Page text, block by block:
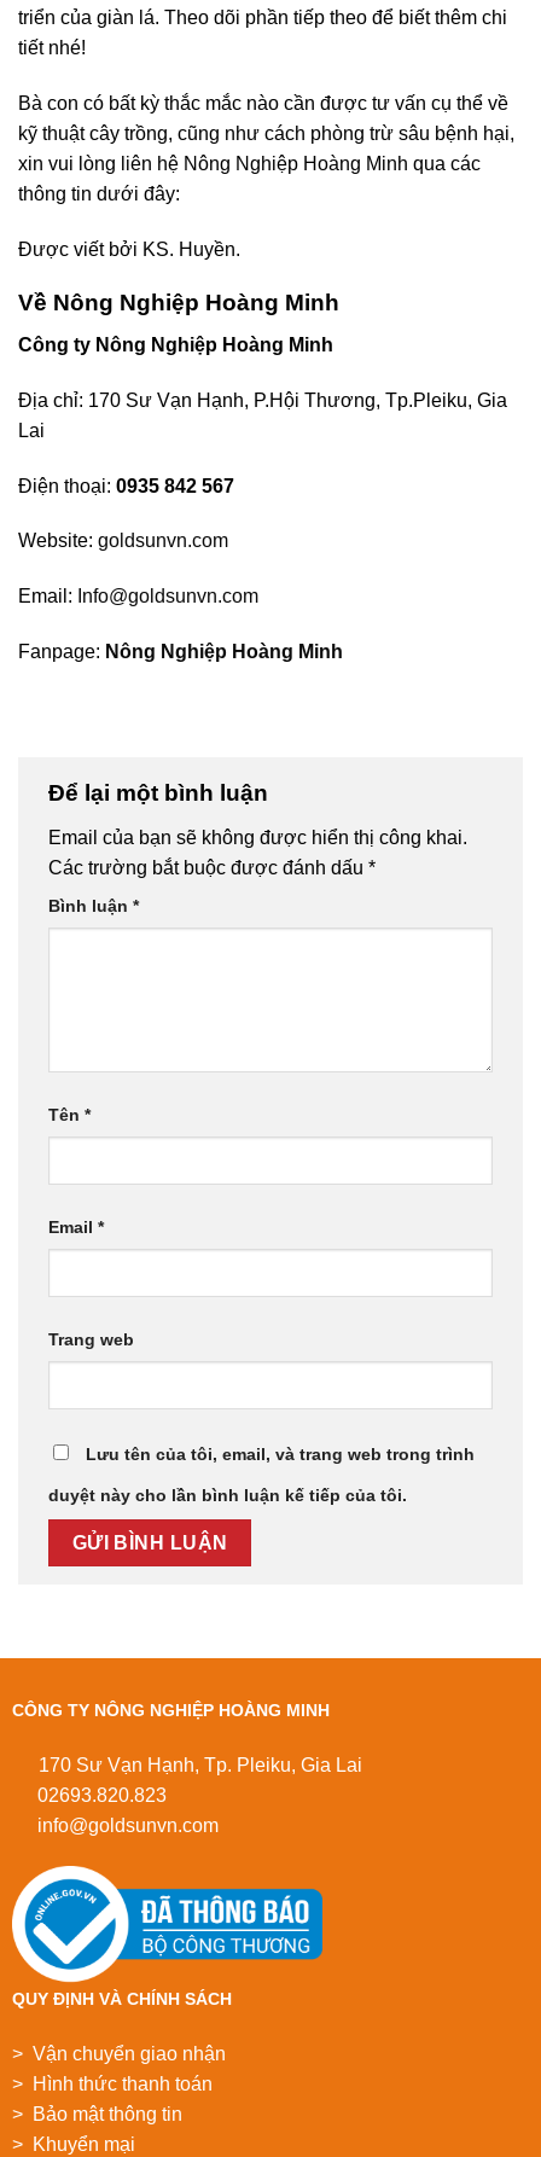
triển của giàn lá. Theo dõi phần tiếp theo để biết thêm chi
tiết nhé!
Bà con có bất kỳ thắc mắc nào cần được tư vấn cụ thể về
kỹ thuật cây trồng, cũng như cách phòng trừ sâu bệnh hại,
xin vui lòng liên hệ Nông Nghiệp Hoàng Minh qua các
thông tin dưới đây:
Được viết bởi KS. Huyền.
Về Nông Nghiệp Hoàng Minh
Công ty Nông Nghiệp Hoàng Minh
Địa chỉ: 170 Sư Vạn Hạnh, P.Hội Thương, Tp.Pleiku, Gia
Lai
Điện thoại: 0935 842 567
Website: goldsunvn.com
Email: Info@goldsunvn.com
Fanpage: Nông Nghiệp Hoàng Minh
Để lại một bình luận
Email của bạn sẽ không được hiển thị công khai.
Các trường bắt buộc được đánh dấu *
Bình luận *
Tên *
Email *
Trang web
Lưu tên của tôi, email, và trang web trong trình
duyệt này cho lần bình luận kế tiếp của tôi.
CÔNG TY NÔNG NGHIỆP HOÀNG MINH
170 Sư Vạn Hạnh, Tp. Pleiku, Gia Lai
02693.820.823
info@goldsunvn.com
QUY ĐỊNH VÀ CHÍNH SÁCH
> Vận chuyển giao nhận
> Hình thức thanh toán
> Bảo mật thông tin
> Khuyển mại